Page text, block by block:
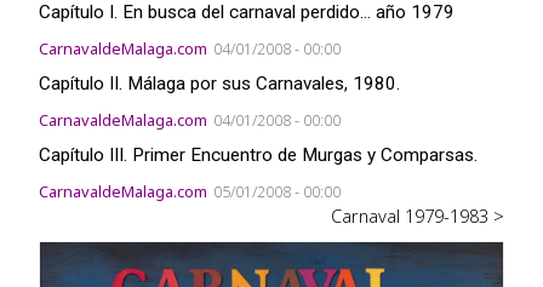
Capítulo I. En busca del carnaval perdido... año 1979
CarnavaldeMalaga.com 04/01/2008 - 00:00
Capítulo II. Málaga por sus Carnavales, 1980.
CarnavaldeMalaga.com 04/01/2008 - 00:00
Capítulo III. Primer Encuentro de Murgas y Comparsas.
CarnavaldeMalaga.com 05/01/2008 - 00:00
Carnaval 1979-1983 >